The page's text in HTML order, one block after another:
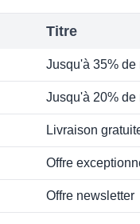
Titre
Jusqu'à 35%
Jusqu'à 20% de
Livraison
Offre
Offre newsletter